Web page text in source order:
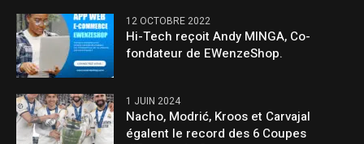
12 OCTOBRE 2022
Hi-Tech reçoit Andy MINGA, Co-
fondateur de EWenzeShop.
1 JUIN 2024
Nacho, Modrić, Kroos et Carvajal
égalent le record des 6 Coupes